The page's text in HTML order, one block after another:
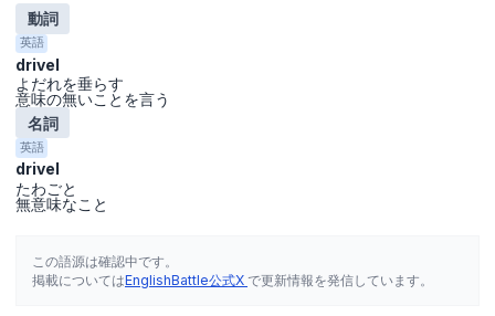
動詞
英語
drivel
よだれを垂らす
意味の無いことを言う
名詞
英語
drivel
たわごと
無意味なこと
この語源は確認中です。
掲載についてはEnglishBattle公式X で更新情報を発信しています。